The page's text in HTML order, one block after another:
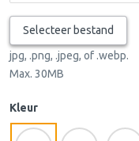
Selecteer bestand
jpg, .png, .jpeg, of .webp.
Max. 30MB
Kleur